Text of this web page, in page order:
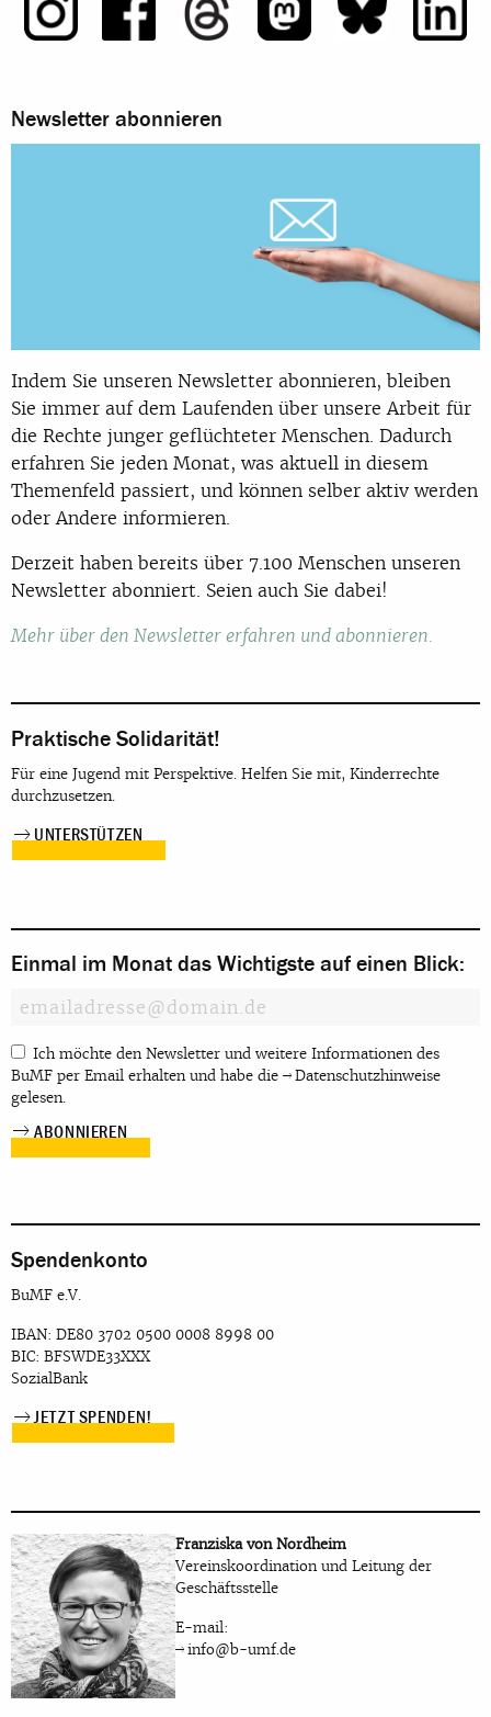
Newsletter abonnieren
Indem Sie unseren Newsletter abonnieren, bleiben
Sie immer auf dem Laufenden über unsere Arbeit für
die Rechte junger geflüchteter Menschen. Dadurch
erfahren Sie jeden Monat, was aktuell in diesem
Themenfeld passiert, und können selber aktiv werden
oder Andere informieren.
Derzeit haben bereits über 7.100 Menschen unseren
Newsletter abonniert. Seien auch Sie dabei!
Mehr über den Newsletter erfahren und abonnieren.
Praktische Solidarität!
Für eine Jugend mit Perspektive. Helfen Sie mit, Kinderrechte
durchzusetzen.
UNTERSTÜTZEN
Einmal im Monat das Wichtigste auf einen Blick:
Ich möchte den Newsletter und weitere Informationen des
BuMF per Email erhalten und habe die
Datenschutzhinweise
gelesen.
Spendenkonto
BuMF e.V.
IBAN: DE80 3702 0500 0008 8998 00
BIC: BFSWDE33XXX
SozialBank
JETZT SPENDEN!
Franziska von Nordheim
Vereinskoordination und Leitung der
Geschäftsstelle
E-mail:
info@b-umf.de